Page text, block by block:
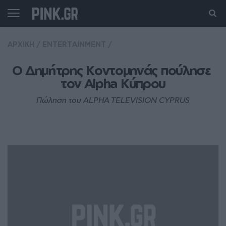
Ο Δημήτρης Κοντομηνάς πούλησε
τον Alpha Κύπρου
Πώληση του ALPHA TELEVISION CYPRUS